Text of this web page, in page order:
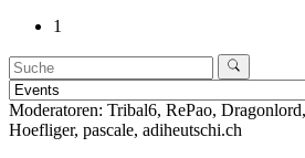
1
Moderatoren: Tribal6, RePao, Dragonlord,
Hoefliger, pascale, adiheutschi.ch